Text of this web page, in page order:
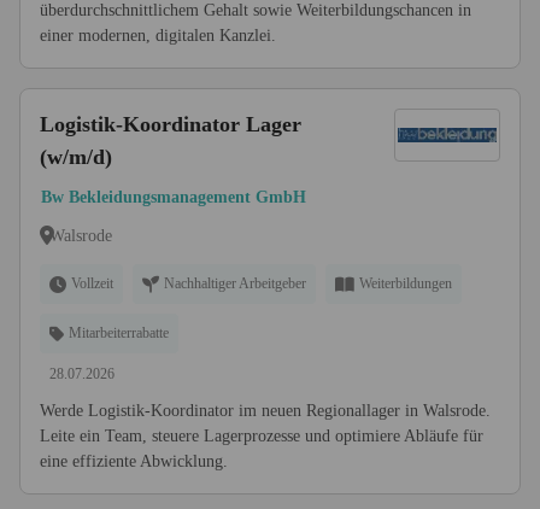
überdurchschnittlichem Gehalt sowie Weiterbildungschancen in
einer modernen, digitalen Kanzlei.
Logistik-Koordinator Lager
(w/m/d)
Bw Bekleidungsmanagement GmbH
Walsrode
Vollzeit Nachhaltiger Arbeitgeber Weiterbildungen
Mitarbeiterrabatte
28.07.2026
Werde Logistik-Koordinator im neuen Regionallager in Walsrode.
Leite ein Team, steuere Lagerprozesse und optimiere Abläufe für
eine effiziente Abwicklung.